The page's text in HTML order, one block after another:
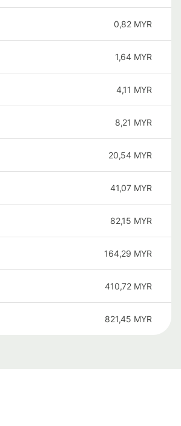
0,82 MYR
1,64 MYR
4,11 MYR
8,21 MYR
20,54 MYR
41,07 MYR
82,15 MYR
164,29 MYR
410,72 MYR
821,45 MYR